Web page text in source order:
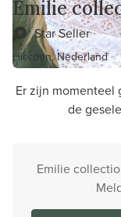
Emilie
Star Seller
Hierden, Nederland
Er zijn momenteel
de
Emilie